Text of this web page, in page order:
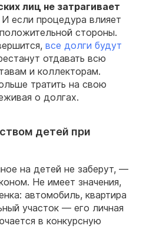
лиц не затрагивает
И если процедура влияет
стороны.
все долги будут
отдавать всю
и коллекторам.
тратить на свою
о долгах.
детей при
на детей не заберут, —
Не имеет значения,
автомобиль, квартира
участок — его личная
в конкурсную